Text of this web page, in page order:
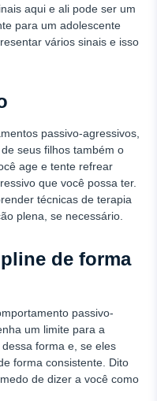
aqui e ali pode ser um
para um adolescente
vários sinais e isso
passivo-agressivos,
seus filhos também o
age e tente refrear
que você possa ter.
técnicas de terapia
plena, se necessário.
de forma
passivo-
um limite para a
forma e, se eles
forma consistente. Dito
de dizer a você como